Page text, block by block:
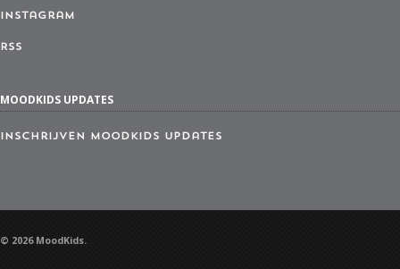
Instagram
RSS
MOODKIDS UPDATES
Inschrijven MoodKids Updates
© 2026 MoodKids.